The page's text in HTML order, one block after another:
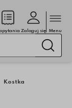
wyszukana
Zaloguj się Menu
Kostka